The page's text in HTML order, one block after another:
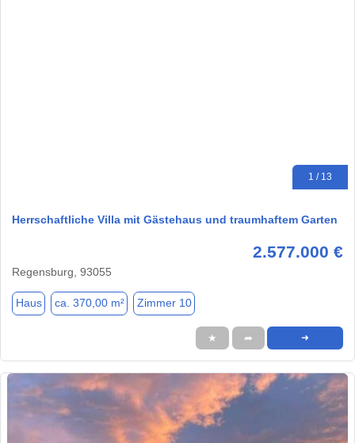
1 / 13
Herrschaftliche Villa mit Gästehaus und traumhaftem Garten
2.577.000 €
Regensburg, 93055
Haus ca. 370,00 m² Zimmer 10
★ ➦ ➜